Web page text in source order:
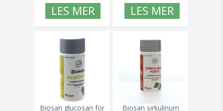
LES MER LES MER
Biosan glucosan for
Biosan sirkulinum